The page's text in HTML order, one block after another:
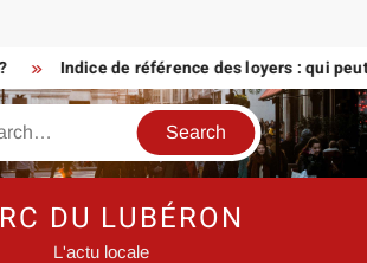
Indice de référence des loyers : qui
DU LUBÉRON
L'actu locale